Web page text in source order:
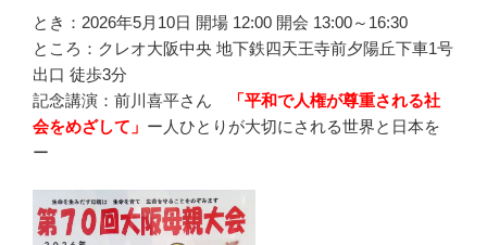
とき：2026年5月10日 開場 12:00 開会 13:00～16:30
ところ：クレオ大阪中央 地下鉄四天王寺前夕陽丘下車1号
出口 徒歩3分
記念講演：前川喜平さん
「平和で人権が尊重される社
会をめざして」 ー人ひとりが大切にされる世界と日本を
ー